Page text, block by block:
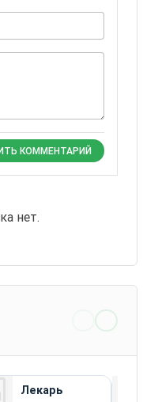
КОММЕНТАРИЙ
нет.
Лекарь